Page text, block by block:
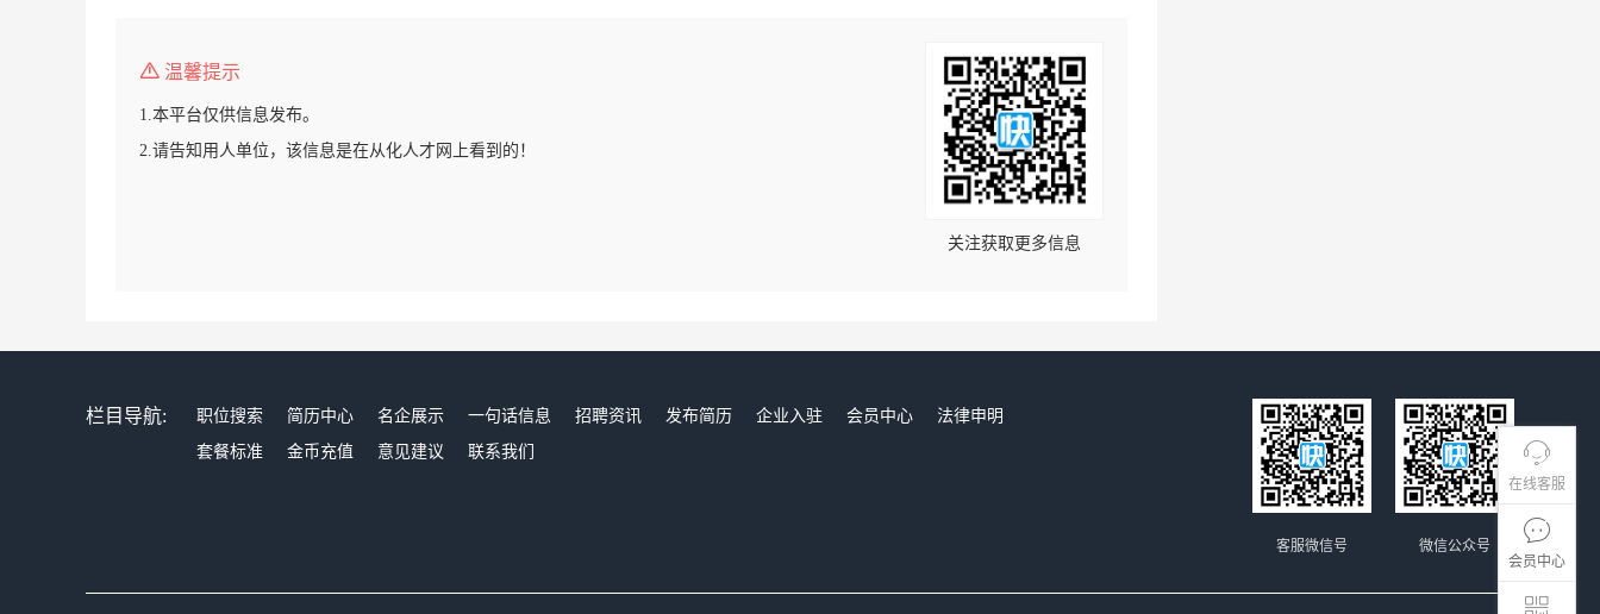
在线客服
会员中心
温馨提示
1.本平台仅供信息发布。
2.请告知用人单位，该信息是在从化人才网上看到的！
关注获取更多信息
栏目导航: 职位搜索 简历中心 名企展示 一句话信息 招聘资讯 发布简历 企业入驻 会员中心
法律申明
套餐标准
金币充值 意见建议 联系我们
微信公众号
客服微信号